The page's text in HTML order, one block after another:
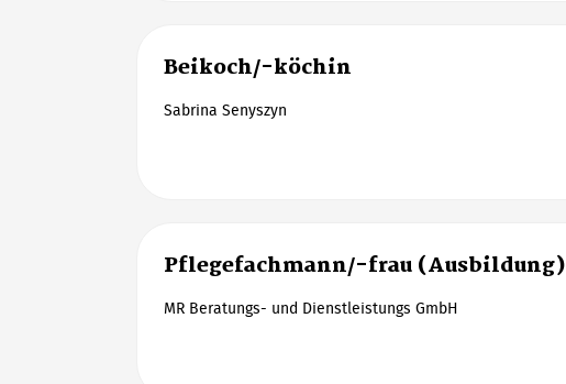
Beikoch/-köchin
Sabrina Senyszyn
Pflegefachmann/-frau (Ausbildung)
MR Beratungs- und Dienstleistungs GmbH